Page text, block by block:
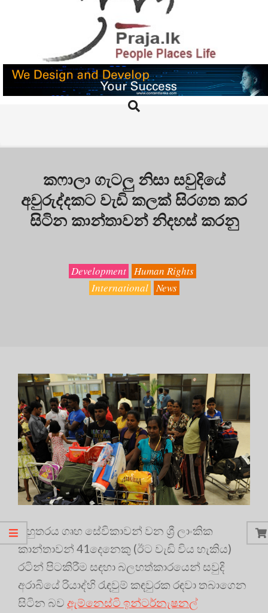
PRAJA.LK
Search
කෆාලා ගැටලු නිසා සවුදියේ
අවුරුද්දකට වැඩි කලක් සිරගත කර
සිටින කාන්තාවන් නිදහස් කරනු
Development Human Rights
International News
බහුතරය ගෘහ සේවිකාවන් වන ශ්‍රී ලාංකික
කාන්තාවන් 41දෙනෙකු (ඊට වැඩි විය හැකිය)
රටින් පිටකිරීම සඳහා බලහත්කාරයෙන් සවුදි
අරාබියේ රියාද්හි රැඳවුම් කඳවුරක රඳවා තබාගෙන
සිටින බව ඇම්නෙස්ටි ඉන්ටර්නැෂනල්